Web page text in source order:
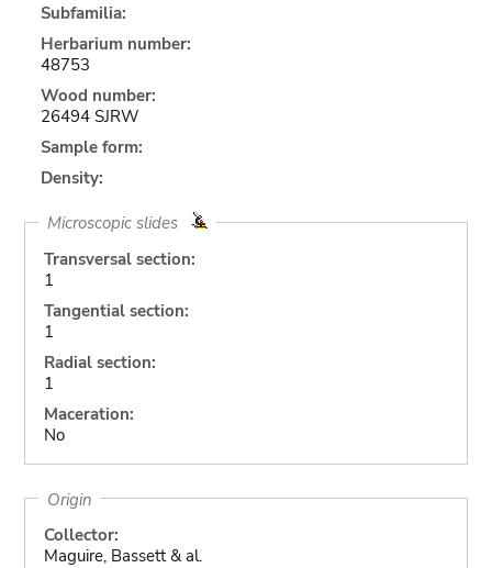
Subfamilia:
Herbarium number:
48753
Wood number:
26494 SJRW
Sample form:
Density:
Microscopic slides
Transversal section:
1
Tangential section:
1
Radial section:
1
Maceration:
No
Origin
Collector:
Maguire, Bassett & al.